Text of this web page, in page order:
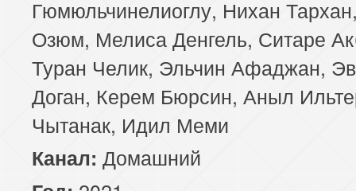
Гюмюльчинелиоглу, Нихан
Озюм, Мелиса Денгель, Ситаре
Туран Челик, Эльчин Афаджан,
Доган, Керем Бюрсин, Аныл
Чытанак, Идил Меми
Канал: Домашний